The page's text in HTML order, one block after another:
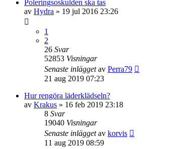
Poleringsoskulden ska tas
av Hydra » 19 jul 2016 23:26
1
2
26 Svar
52853 Visningar
Senaste inläggetav Perra79
21 aug 2019 07:23
Hur rengöra läderklädseln?
av Krakus » 16 feb 2019 23:18
8 Svar
19040 Visningar
Senaste inläggetav korvis
11 aug 2019 08:59